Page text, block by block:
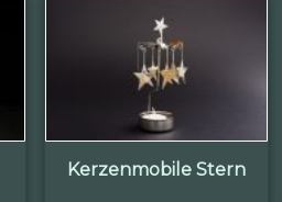
Kerzenmobile Stern